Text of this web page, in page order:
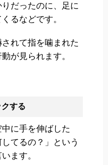
だったのに、足に
るなどです。
れて指を噛まれた
が見られます。
する
に手を伸ばした
てるの？」という
ます。